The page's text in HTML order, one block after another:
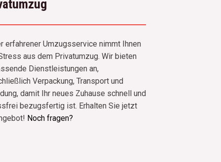
erfahrener Umzugsservice nimmt Ihnen
aus dem Privatumzug. Wir bieten
Dienstleistungen an,
Verpackung, Transport und
damit Ihr neues Zuhause schnell und
bezugsfertig ist. Erhalten Sie jetzt
Noch fragen?